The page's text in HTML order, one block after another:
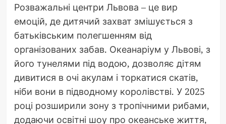
Розважальні центри Львова – це вир
емоцій, де дитячий захват змішується з
батьківським полегшенням від
організованих забав. Океанаріум у Львові, з
його тунелями під водою, дозволяє дітям
дивитися в очі акулам і торкатися скатів,
ніби вони в підводному королівстві. У 2025
році розширили зону з тропічними рибами,
додаючи освітні шоу про океанське життя,